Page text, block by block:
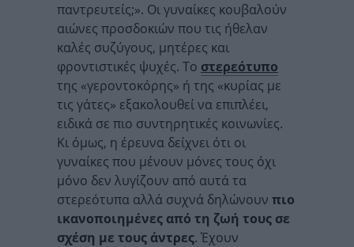
παντρευτείς;». Οι γυναίκες κουβαλούν
αιώνες προσδοκιών που τις ήθελαν
καλές συζύγους, μητέρες και
φροντιστικές ψυχές. Το στερεότυπο
της «γεροντοκόρης» ή της «κυρίας με
τις γάτες» εξακολουθεί να επιπλέει,
ειδικά σε πιο συντηρητικές κοινωνίες.
Κι όμως, η έρευνα δείχνει ότι οι
γυναίκες που μένουν μόνες τους όχι
μόνο δεν λυγίζουν από αυτά τα
στερεότυπα αλλά συχνά δηλώνουν πιο
ικανοποιημένες από τη ζωή τους σε
σχέση με τους άντρες. Έχουν